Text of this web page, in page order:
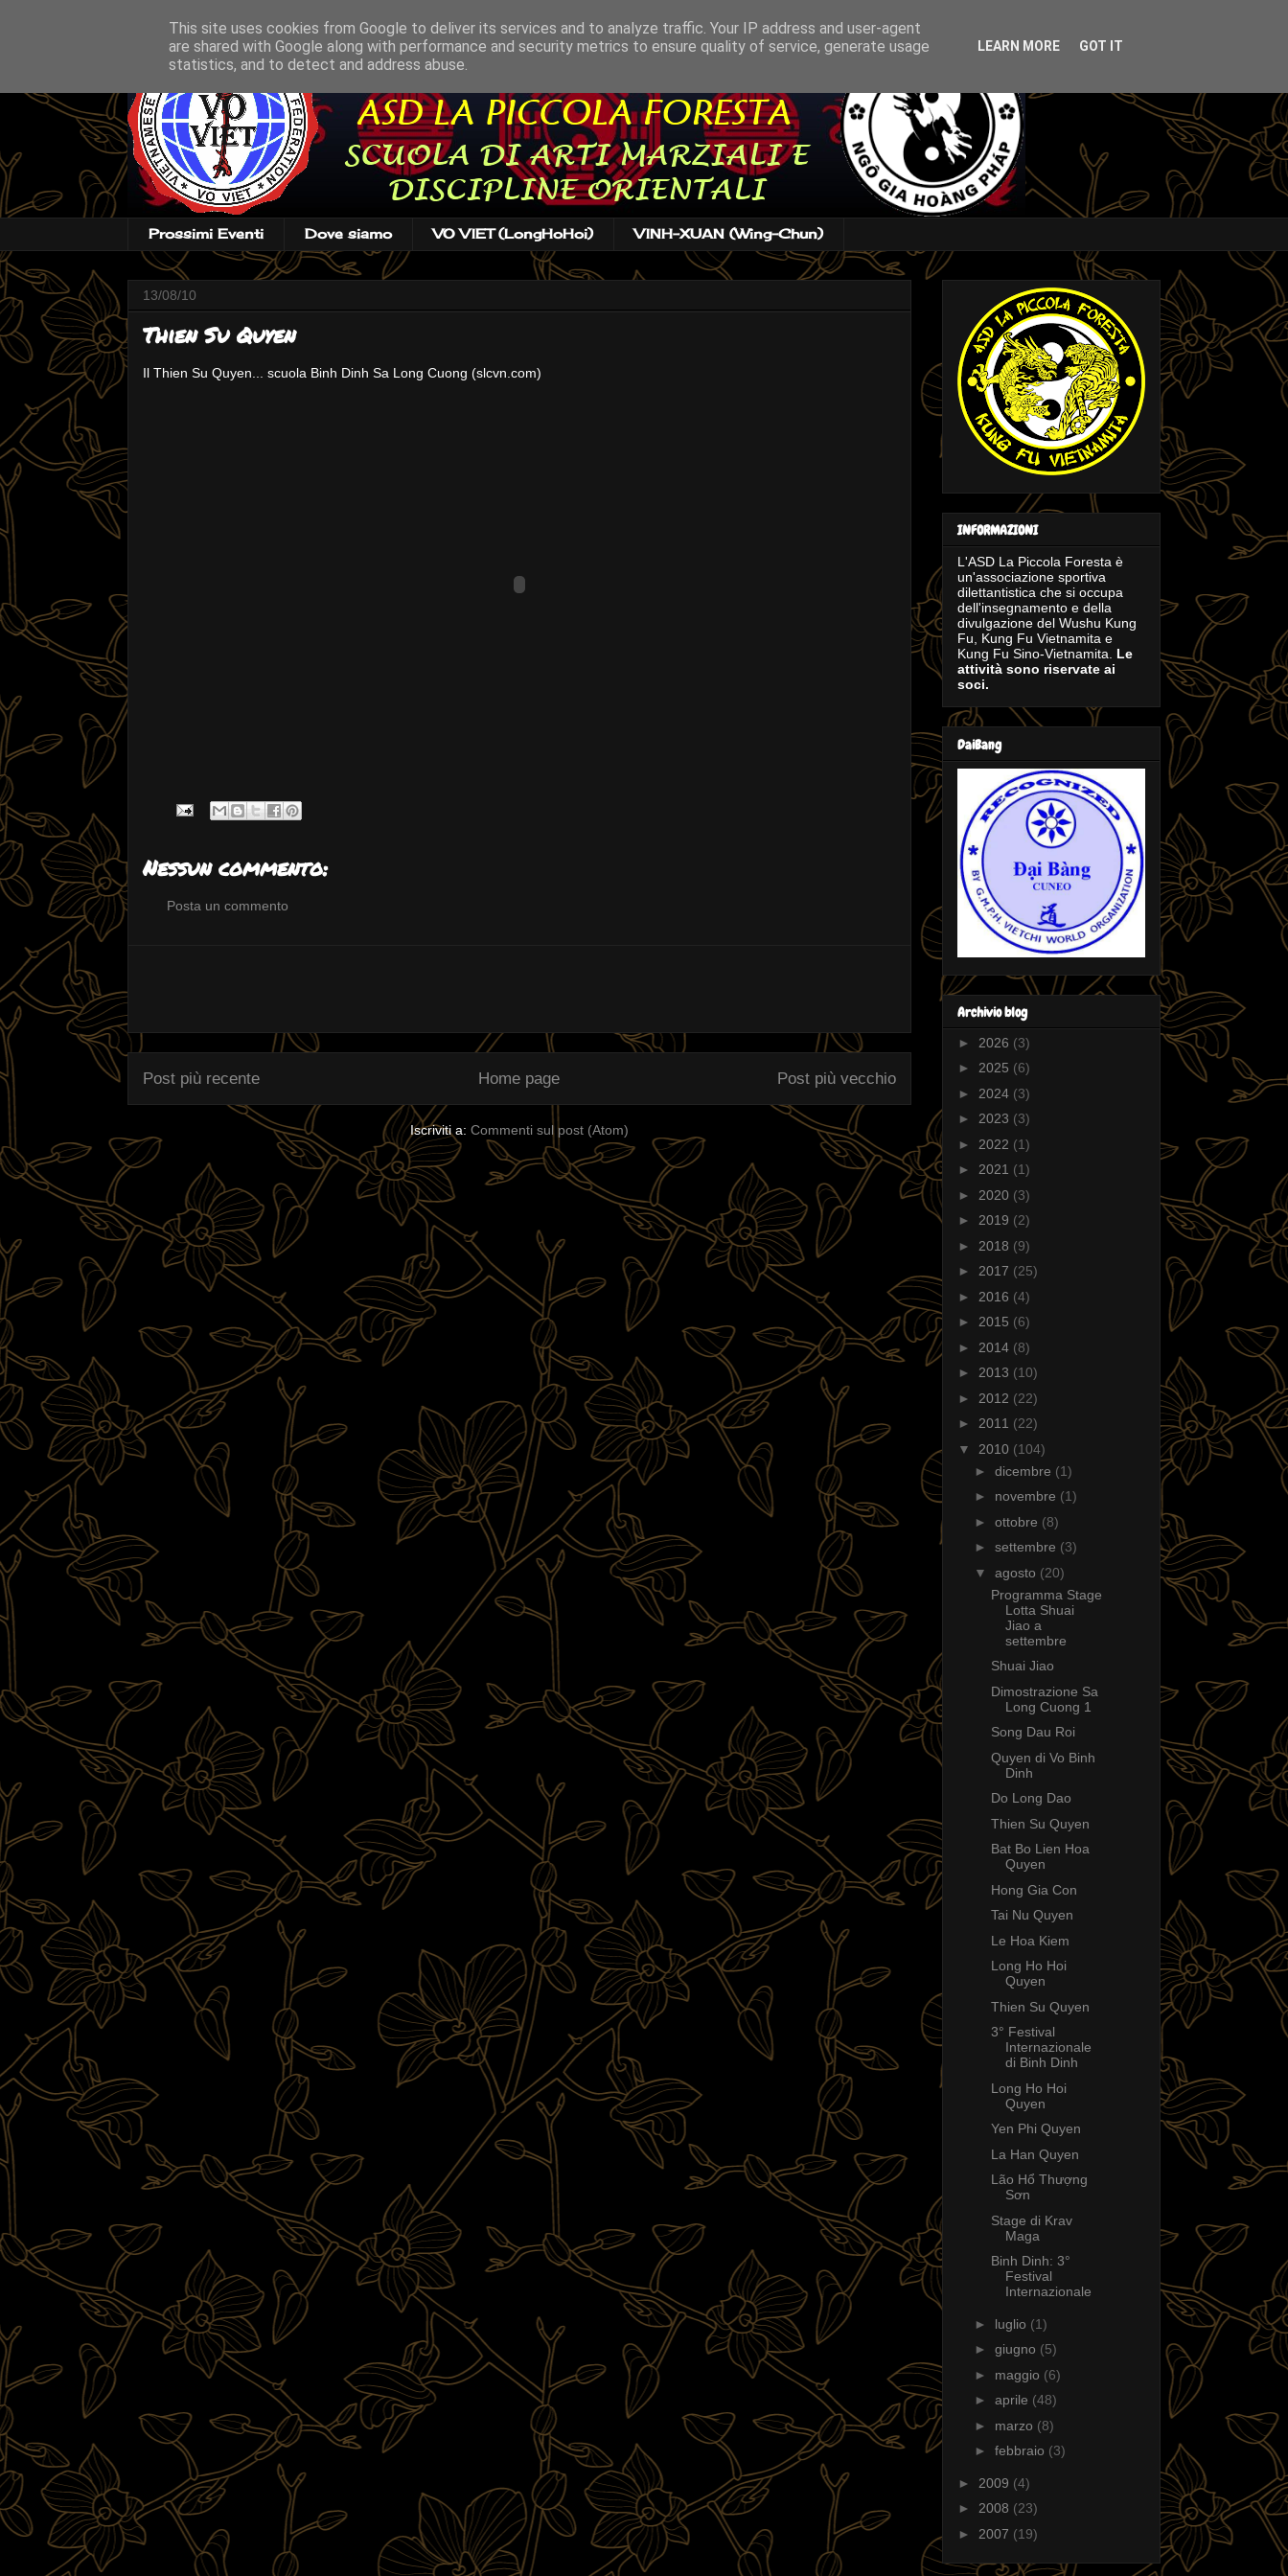
Prossimi Eventi Dove siamo VO VIET (LongHoHoi) VINH-XUAN (Wing-Chun)
13/08/10
Thien Su Quyen
Il Thien Su Quyen... scuola Binh Dinh Sa Long Cuong (slcvn.com)
Nessun commento:
Posta un commento
Post più recente Post più vecchio
Home page
Iscriviti a: Commenti sul post (Atom)
INFORMAZIONI
L'ASD La Piccola Foresta è
un'associazione sportiva
dilettantistica che si occupa
dell'insegnamento e della
divulgazione del Wushu Kung
Fu, Kung Fu Vietnamita e
Kung Fu Sino-Vietnamita. Le
attività sono riservate ai
soci.
DaiBang
Archivio blog
► 2026 (3)
► 2025 (6)
► 2024 (3)
► 2023 (3)
► 2022 (1)
► 2021 (1)
► 2020 (3)
► 2019 (2)
► 2018 (9)
► 2017 (25)
► 2016 (4)
► 2015 (6)
► 2014 (8)
► 2013 (10)
► 2012 (22)
► 2011 (22)
▼ 2010 (104)
► dicembre (1)
► novembre (1)
► ottobre (8)
► settembre (3)
▼ agosto (20)
Programma Stage
Lotta Shuai
Jiao a
settembre
Shuai Jiao
Dimostrazione Sa
Long Cuong 1
Song Dau Roi
Quyen di Vo Binh
Dinh
Do Long Dao
Thien Su Quyen
Bat Bo Lien Hoa
Quyen
Hong Gia Con
Tai Nu Quyen
Le Hoa Kiem
Long Ho Hoi
Quyen
Thien Su Quyen
3° Festival
Internazionale
di Binh Dinh
Long Ho Hoi
Quyen
Yen Phi Quyen
La Han Quyen
Lão Hổ Thượng
Sơn
Stage di Krav
Maga
Binh Dinh: 3°
Festival
Internazionale
► luglio (1)
► giugno (5)
► maggio (6)
► aprile (48)
► marzo (8)
► febbraio (3)
► 2009 (4)
► 2008 (23)
► 2007 (19)
This site uses cookies from Google to deliver its services and to analyze traffic. Your IP address and user-agent
are shared with Google along with performance and security metrics to ensure quality of service, generate usage
statistics, and to detect and address abuse.
LEARN MORE GOT IT